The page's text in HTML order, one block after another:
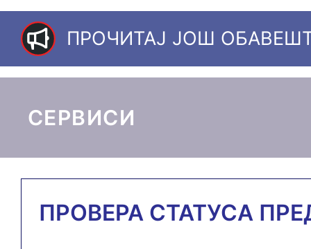
ПРОЧИТАЈ ЈОШ
СЕРВИСИ
ПРОВЕРА СТАТУСА